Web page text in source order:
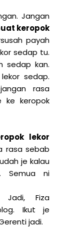
Jangan
keropok
payah
sedap tu.
sedap kan.
sedap.
rasa
ke keropok
lekor
rasa sebab
je kalau
Semua ni
Jadi, Fiza
Ikut je
jadi.